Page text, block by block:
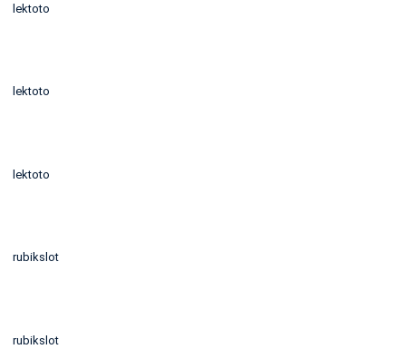
lektoto
lektoto
lektoto
rubikslot
rubikslot